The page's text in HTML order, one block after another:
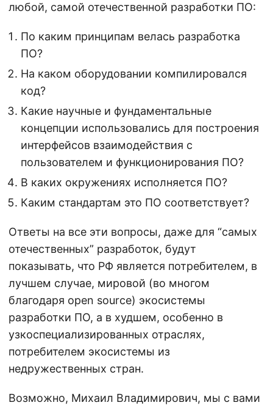
любой, самой отечественной разработки ПО:
По каким принципам велась разработка
ПО?
На каком оборудовании компилировался
код?
Какие научные и фундаментальные
концепции использовались для построения
интерфейсов взаимодействия с
пользователем и функционирования ПО?
В каких окружениях исполняется ПО?
Каким стандартам это ПО соответствует?
Ответы на все эти вопросы, даже для “самых
отечественных” разработок, будут
показывать, что РФ является потребителем, в
лучшем случае, мировой (во многом
благодаря open source) экосистемы
разработки ПО, а в худшем, особенно в
узкоспециализированных отраслях,
потребителем экосистемы из
недружественных стран.
Возможно, Михаил Владимирович, мы с вами